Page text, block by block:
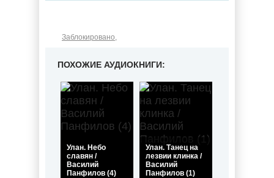
Заблокировано,
ПОХОЖИЕ АУДИОКНИГИ:
Улан. Небо
славян /
Василий
Панфилов (4)
Улан. Танец на
лезвии клинка /
Василий
Панфилов (1)